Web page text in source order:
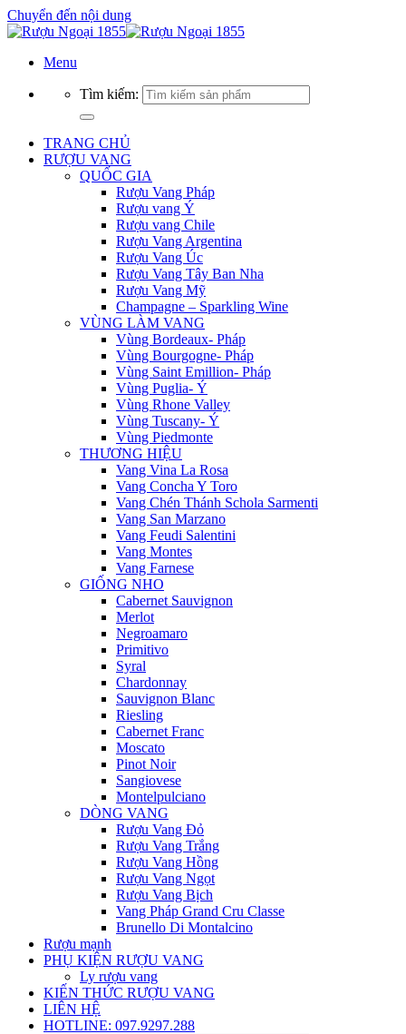
Chuyển đến nội dung
Menu
Tìm kiếm:
TRANG CHỦ
RƯỢU VANG
QUỐC GIA
Rượu Vang Pháp
Rượu vang Ý
Rượu vang Chile
Rượu Vang Argentina
Rượu Vang Úc
Rượu Vang Tây Ban Nha
Rượu Vang Mỹ
Champagne – Sparkling Wine
VÙNG LÀM VANG
Vùng Bordeaux- Pháp
Vùng Bourgogne- Pháp
Vùng Saint Emillion- Pháp
Vùng Puglia- Ý
Vùng Rhone Valley
Vùng Tuscany- Ý
Vùng Piedmonte
THƯƠNG HIỆU
Vang Vina La Rosa
Vang Concha Y Toro
Vang Chén Thánh Schola Sarmenti
Vang San Marzano
Vang Feudi Salentini
Vang Montes
Vang Farnese
GIỐNG NHO
Cabernet Sauvignon
Merlot
Negroamaro
Primitivo
Syral
Chardonnay
Sauvignon Blanc
Riesling
Cabernet Franc
Moscato
Pinot Noir
Sangiovese
Montelpulciano
DÒNG VANG
Rượu Vang Đỏ
Rượu Vang Trắng
Rượu Vang Hồng
Rượu Vang Ngọt
Rượu Vang Bịch
Vang Pháp Grand Cru Classe
Brunello Di Montalcino
Rượu mạnh
PHỤ KIỆN RƯỢU VANG
Ly rượu vang
KIẾN THỨC RƯỢU VANG
LIÊN HỆ
HOTLINE: 097.9297.288